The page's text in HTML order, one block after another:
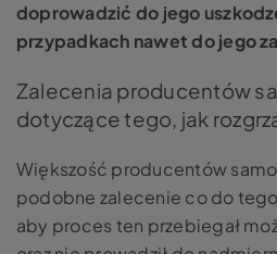
doprowadzić do jego
przypadkach nawet do jego
Zalecenia producentów
dotyczące tego, jak
Większość producentów
podobne zalecenie co do
aby proces ten przebiegał